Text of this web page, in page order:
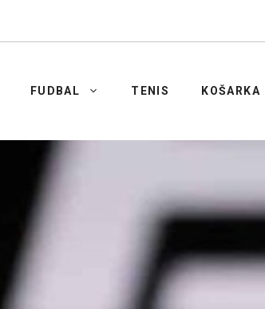
FUDBAL TENIS KOŠARKA